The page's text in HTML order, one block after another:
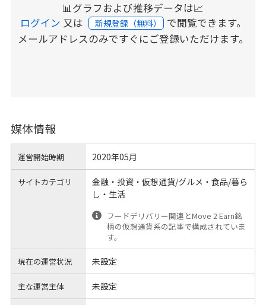
📊グラフおよび推移データは📈
ログイン 又は 新規登録（無料） で閲覧できます。
メールアドレスのみですぐにご登録いただけます。
媒体情報
運営開始時期 2020年05月
サイトカテゴリ
金融・投資・仮想通貨/グルメ・食品/暮ら
し・生活
フードデリバリー関連とMove 2 Earn銘
柄の仮想通貨系の記事で構成されていま
す。
現在の運営状況 未設定
主な運営主体 未設定